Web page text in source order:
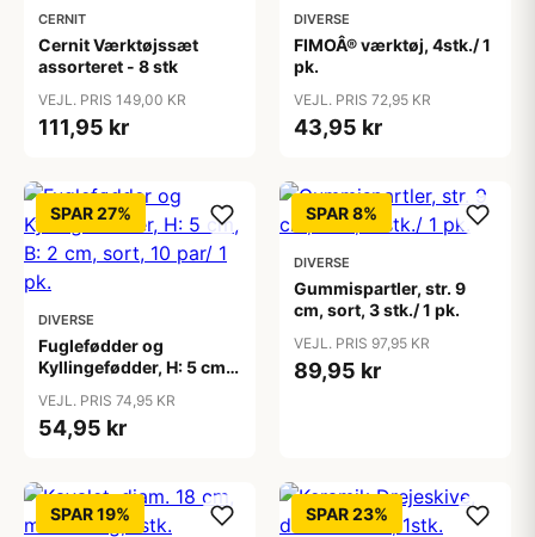
CERNIT
Cernit Værktøjssæt
assorteret - 8 stk
VEJL. PRIS 149,00 KR
111,95 kr
DIVERSE
FIMOÂ® værktøj, 4stk./ 1
pk.
VEJL. PRIS 72,95 KR
43,95 kr
SPAR 27%
DIVERSE
Fuglefødder og
Kyllingefødder, H: 5 cm,
pk.
VEJL. PRIS 74,95 KR
54,95 kr
SPAR 8%
DIVERSE
Gummispartler, str. 9
cm, sort, 3 stk./ 1 pk.
VEJL. PRIS 97,95 KR
89,95 kr
SPAR 19% SPAR 23%